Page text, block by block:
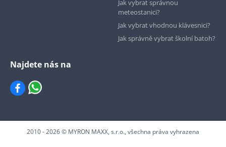
Jak vybrat správnou
meteostanici?
Jak vybrat vhodnou klávesnici?
Jak správně vybrat školní batoh?
Najdete nás na
2010 - 2026 © MYRON MAXX, s.r.o., všechna práva vyhrazena